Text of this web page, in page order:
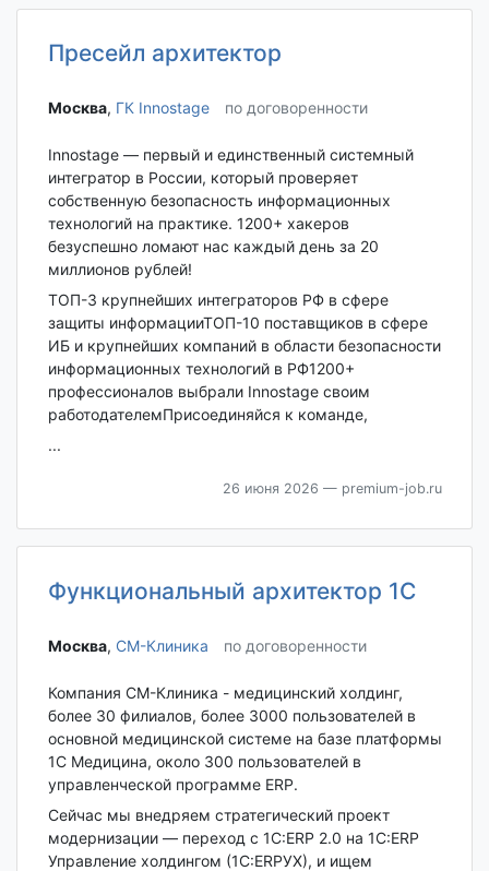
Пресейл архитектор
Москва‎, ГК Innostage по договоренности
Innostage — первый и единственный системный
интегратор в России, который проверяет
собственную безопасность информационных
технологий на практике. 1200+ хакеров
безуспешно ломают нас каждый день за 20
миллионов рублей!
ТОП-3 крупнейших интеграторов РФ в сфере
защиты информацииТОП-10 поставщиков в сфере
ИБ и крупнейших компаний в области безопасности
информационных технологий в РФ1200+
профессионалов выбрали Innostage своим
работодателемПрисоединяйся к команде,
...
26 июня 2026 — premium-job.ru
Функциональный архитектор 1С
Москва‎, СМ-Клиника по договоренности
Компания СМ-Клиника - медицинский холдинг,
более 30 филиалов, более 3000 пользователей в
основной медицинской системе на базе платформы
1С Медицина, около 300 пользователей в
управленческой программе ERP.
Сейчас мы внедряем стратегический проект
модернизации — переход с 1С:ERP 2.0 на 1С:ERP
Управление холдингом (1C:ERPУХ), и ищем